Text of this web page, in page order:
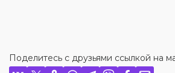
Поделитесь с друзьями ссылкой на